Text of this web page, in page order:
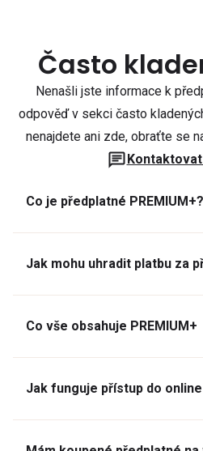
Často
Nenašli jste informace k
odpověď v sekci často
nenajdete ani zde, obraťte se
Co je předplatné PREMIUM+?
Jak mohu uhradit platbu za
Co vše obsahuje PREMIUM+
Jak funguje přístup do